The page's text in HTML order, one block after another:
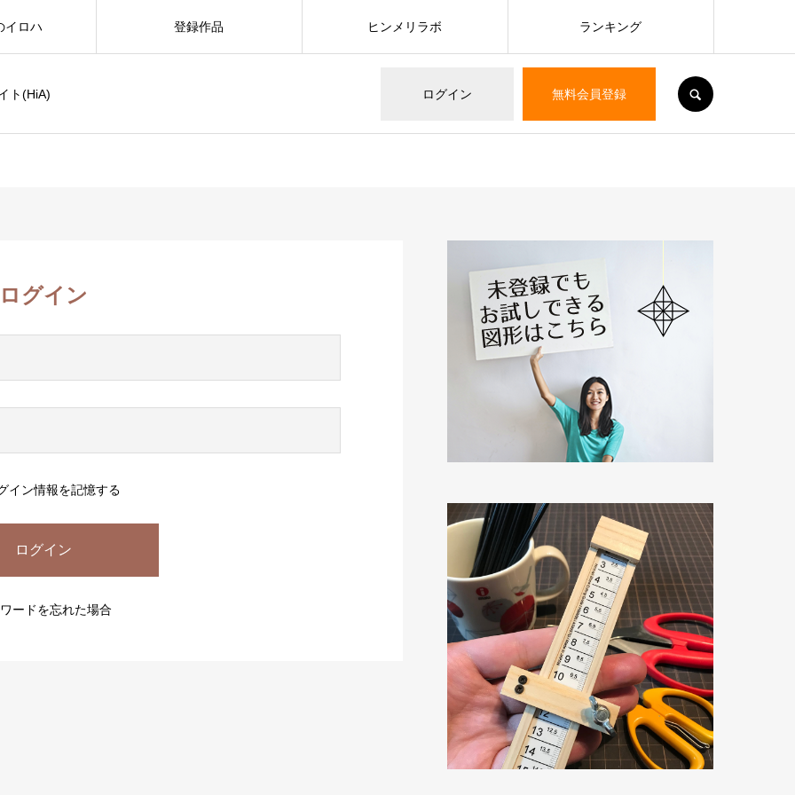
ト(HiA) ログイン 無料会員登録
イロハ 登録作品 ヒンメリラボ ランキング
ログイン
イン情報を記憶する
ードを忘れた場合